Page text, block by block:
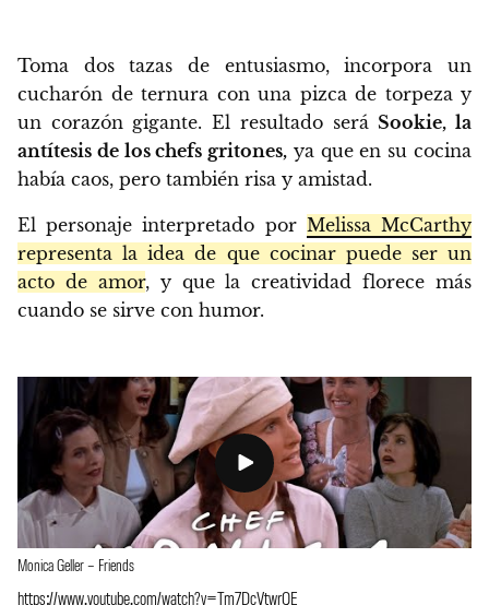
Toma dos tazas de entusiasmo, incorpora un
cucharón de ternura con una pizca de torpeza y
un corazón gigante. El resultado seráSookie, la
antítesis de los chefs gritones, ya que en su cocina
había caos, pero también risa y amistad.
El personaje interpretado por Melissa McCarthy
representa la idea de que cocinar puede ser un
acto de amor, y que la creatividad florece más
cuando se sirve con humor.
Monica Geller – Friends
https://www.youtube.com/watch?v=Tm7DcVtwrQE